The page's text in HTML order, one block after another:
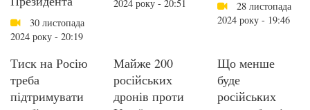
30 листопада
2024 року - 20:19
2024 року - 20:51
28 листопада
2024 року - 19:46
Тиск на Росію
треба
підтримувати
Майже 200
російських
дронів проти
Що менше
буде
російських